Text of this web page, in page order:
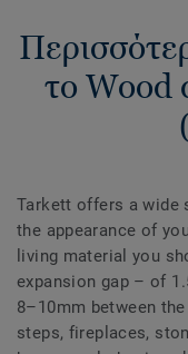
το Wood
Tarkett offers a
the appearance of
living material you
expansion gap – of
8–10mm between
steps, fireplaces,